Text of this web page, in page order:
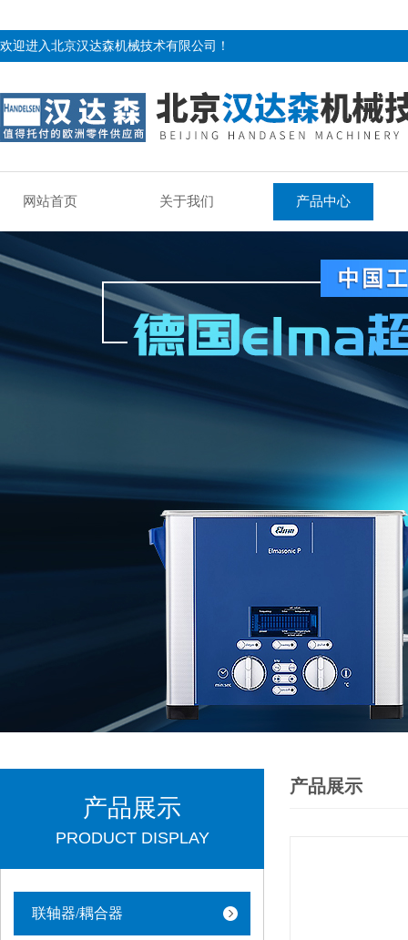
欢迎进入北京汉达森机械技术有限公司！
网站首页 关于我们 产品中心
产品展示
PRODUCT DISPLAY
联轴器/耦合器
产品展示